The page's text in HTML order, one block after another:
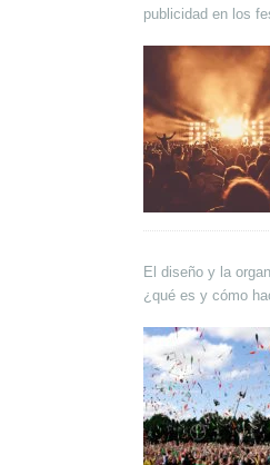
publicidad en los
El diseño y la
¿qué es y cómo